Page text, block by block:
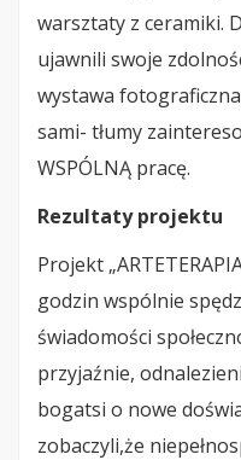
warsztaty z ceramiki.
ujawnili swoje
wystawa
sami- tłumy
WSPÓLNĄ pracę.
Rezultaty projektu
Projekt
godzin wspólnie
świadomości
przyjaźnie,
bogatsi o nowe
zobaczyli,że